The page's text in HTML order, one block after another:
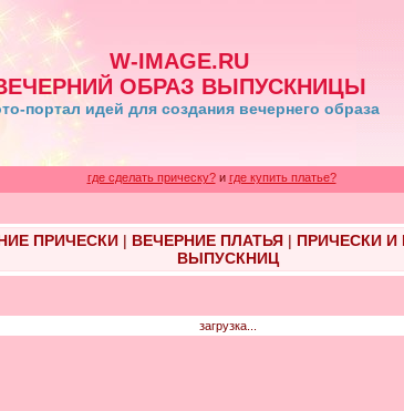
W-IMAGE.RU
ОБРАЗ ВЫПУСКНИЦЫ
портал идей для создания вечернего образа
где сделать прическу?и где купить платье?
ПРИЧЕСКИ| ВЕЧЕРНИЕ ПЛАТЬЯ| ПРИЧЕСКИ
ВЫПУСКНИЦ
загрузка...